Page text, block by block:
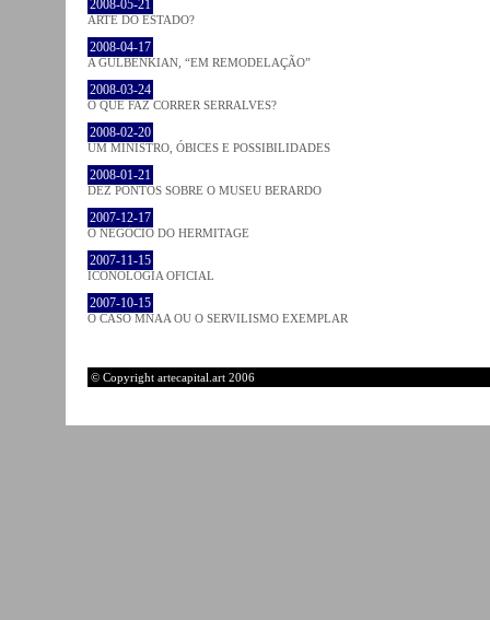
2008-05-21
ARTE DO ESTADO?
2008-04-17
A GULBENKIAN, “EM REMODELAÇÃO”
2008-03-24
O QUE FAZ CORRER SERRALVES?
2008-02-20
UM MINISTRO, ÓBICES E POSSIBILIDADES
2008-01-21
DEZ PONTOS SOBRE O MUSEU BERARDO
2007-12-17
O NEGÓCIO DO HERMITAGE
2007-11-15
ICONOLOGIA OFICIAL
2007-10-15
O CASO MNAA OU O SERVILISMO EXEMPLAR
© Copyright artecapital.art 2006